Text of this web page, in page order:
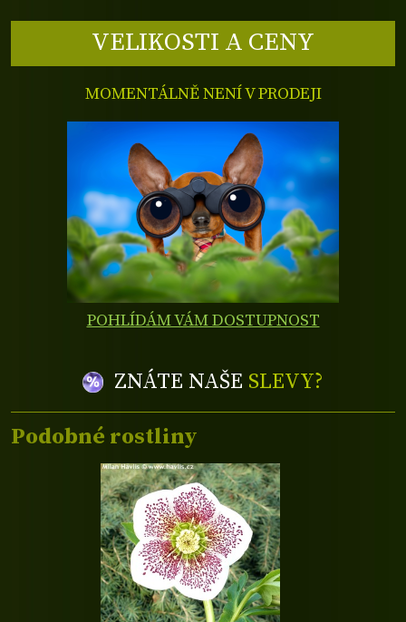
VELIKOSTI A CENY
MOMENTÁLNĚ NENÍ V PRODEJI
POHLÍDÁM VÁM DOSTUPNOST
ZNÁTE NAŠE SLEVY?
Podobné rostliny